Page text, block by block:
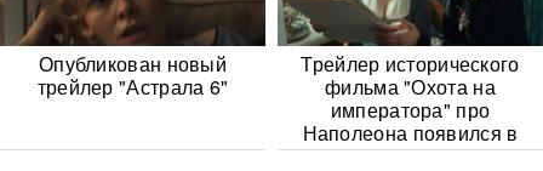
Опубликован новый
трейлер "Астрала 6"
Трейлер исторического
фильма "Охота на
императора" про
Наполеона появился в
Сети